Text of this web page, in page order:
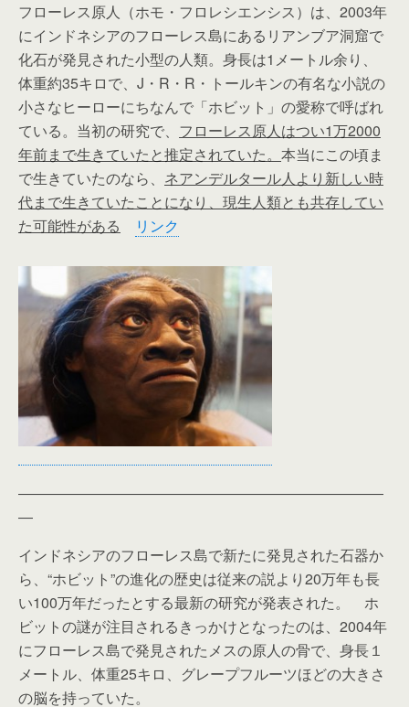
フローレス原人（ホモ・フロレシエンシス）は、2003年
にインドネシアのフローレス島にあるリアンブア洞窟で
化石が発見された小型の人類。身長は1メートル余り、
体重約35キロで、J・R・R・トールキンの有名な小説の
小さなヒーローにちなんで「ホビット」の愛称で呼ばれ
ている。当初の研究で、 フローレス原人はつい1万2000
年前まで生きていたと推定されていた。 本当にこの頃ま
で生きていたのなら、 ネアンデルタール人より新しい時
代まで生きていたことになり、現生人類とも共存してい
た可能性がある
リンク
―――――――――――――――――――――――――
―
インドネシアのフローレス島で新たに発見された石器か
ら、“ホビット”の進化の歴史は従来の説より20万年も長
い100万年だったとする最新の研究が発表された。 ホ
ビットの謎が注目されるきっかけとなったのは、2004年
にフローレス島で発見されたメスの原人の骨で、身長１
メートル、体重25キロ、グレープフルーツほどの大きさ
の脳を持っていた。